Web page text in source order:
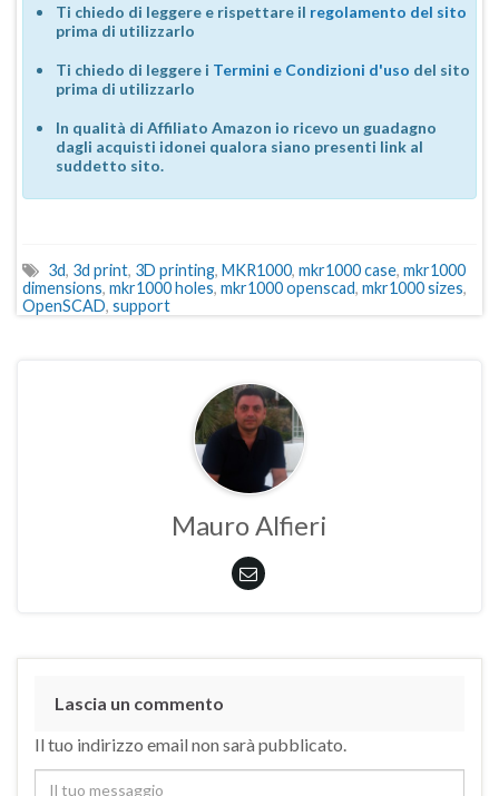
Ti chiedo di leggere e rispettare il regolamento del sito
prima di utilizzarlo
Ti chiedo di leggere i Termini e Condizioni d'uso del sito
prima di utilizzarlo
In qualità di Affiliato Amazon io ricevo un guadagno
dagli acquisti idonei qualora siano presenti link al
suddetto sito.
3d, 3d print, 3D printing, MKR1000, mkr1000 case, mkr1000
dimensions, mkr1000 holes, mkr1000 openscad, mkr1000 sizes,
OpenSCAD, support
Mauro Alfieri
Lascia un commento
Il tuo indirizzo email non sarà pubblicato.